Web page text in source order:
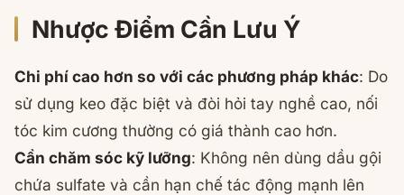
Nhược Điểm Cần Lưu Ý
Chi phí cao hơn so với các phương pháp khác: Do
sử dụng keo đặc biệt và đòi hỏi tay nghề cao, nối
tóc kim cương thường có giá thành cao hơn.
Cần chăm sóc kỹ lưỡng: Không nên dùng dầu gội
chứa sulfate và cần hạn chế tác động mạnh lên